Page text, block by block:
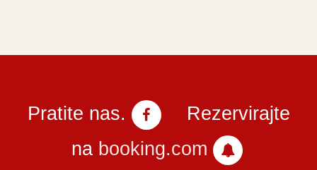
Pratite nas.
Rezervirajte
na booking.com